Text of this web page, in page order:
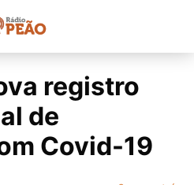
registro
de
Covid-19